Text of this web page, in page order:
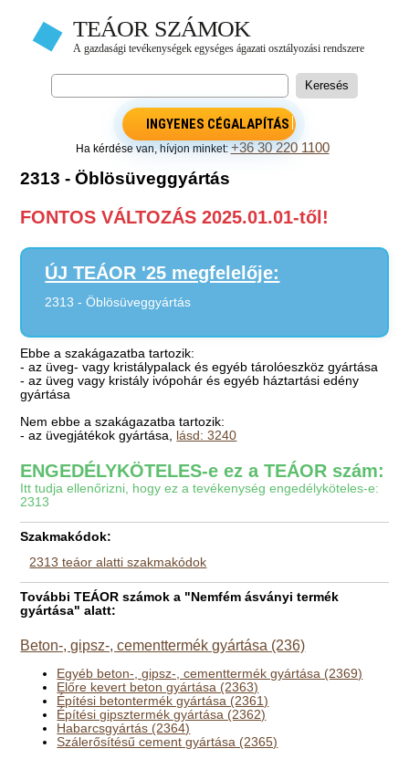
INGYENES CÉGALAPÍTÁS
Ha kérdése van, hívjon minket:+36 30 220 1100
2313 - Öblösüveggyártás
FONTOS VÁLTOZÁS 2025.01.01-től!
ÚJ TEÁOR '25 megfelelője:
2313 - Öblösüveggyártás
Ebbe a szakágazatba tartozik:
- az üveg- vagy kristálypalack és egyéb tárolóeszköz gyártása
- az üveg vagy kristály ivópohár és egyéb háztartási edény
gyártása
Nem ebbe a szakágazatba tartozik:
- az üvegjátékok gyártása, lásd: 3240
ENGEDÉLYKÖTELES-e ez a TEÁOR szám:
Itt tudja ellenőrizni, hogy ez a tevékenység engedélyköteles-e:
2313
Szakmakódok:
2313 teáor alatti szakmakódok
További TEÁOR számok a "Nemfém ásványi termék
gyártása" alatt:
Beton-, gipsz-, cementtermék gyártása (236)
Egyéb beton-, gipsz-, cementtermék gyártása (2369)
Előre kevert beton gyártása (2363)
Építési betontermék gyártása (2361)
Építési gipsztermék gyártása (2362)
Habarcsgyártás (2364)
Szálerősítésű cement gyártása (2365)